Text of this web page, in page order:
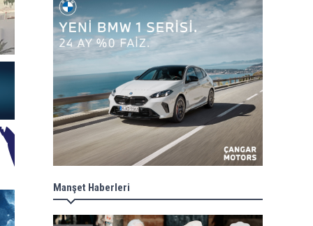
Manşet Haberleri